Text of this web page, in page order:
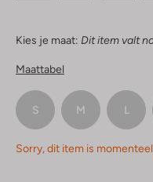
Kies je maat: Dit item valt
Maattabel
S M L
Sorry, dit item is